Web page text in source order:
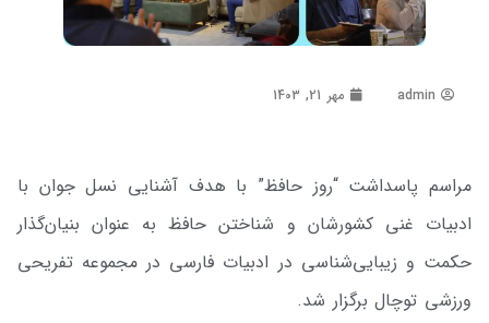
admin مهر 21, 1403
مراسم پاسداشت “روز حافظ” با هدف آشنایی نسل جوان با
ادبیات غنی کشورشان و شناختن حافظ به عنوان بنیان‌گذار
حکمت و زیبایی‌شناسی در ادبیات فارسی در مجموعه تفریحی
ورزشی توچال برگزار شد.